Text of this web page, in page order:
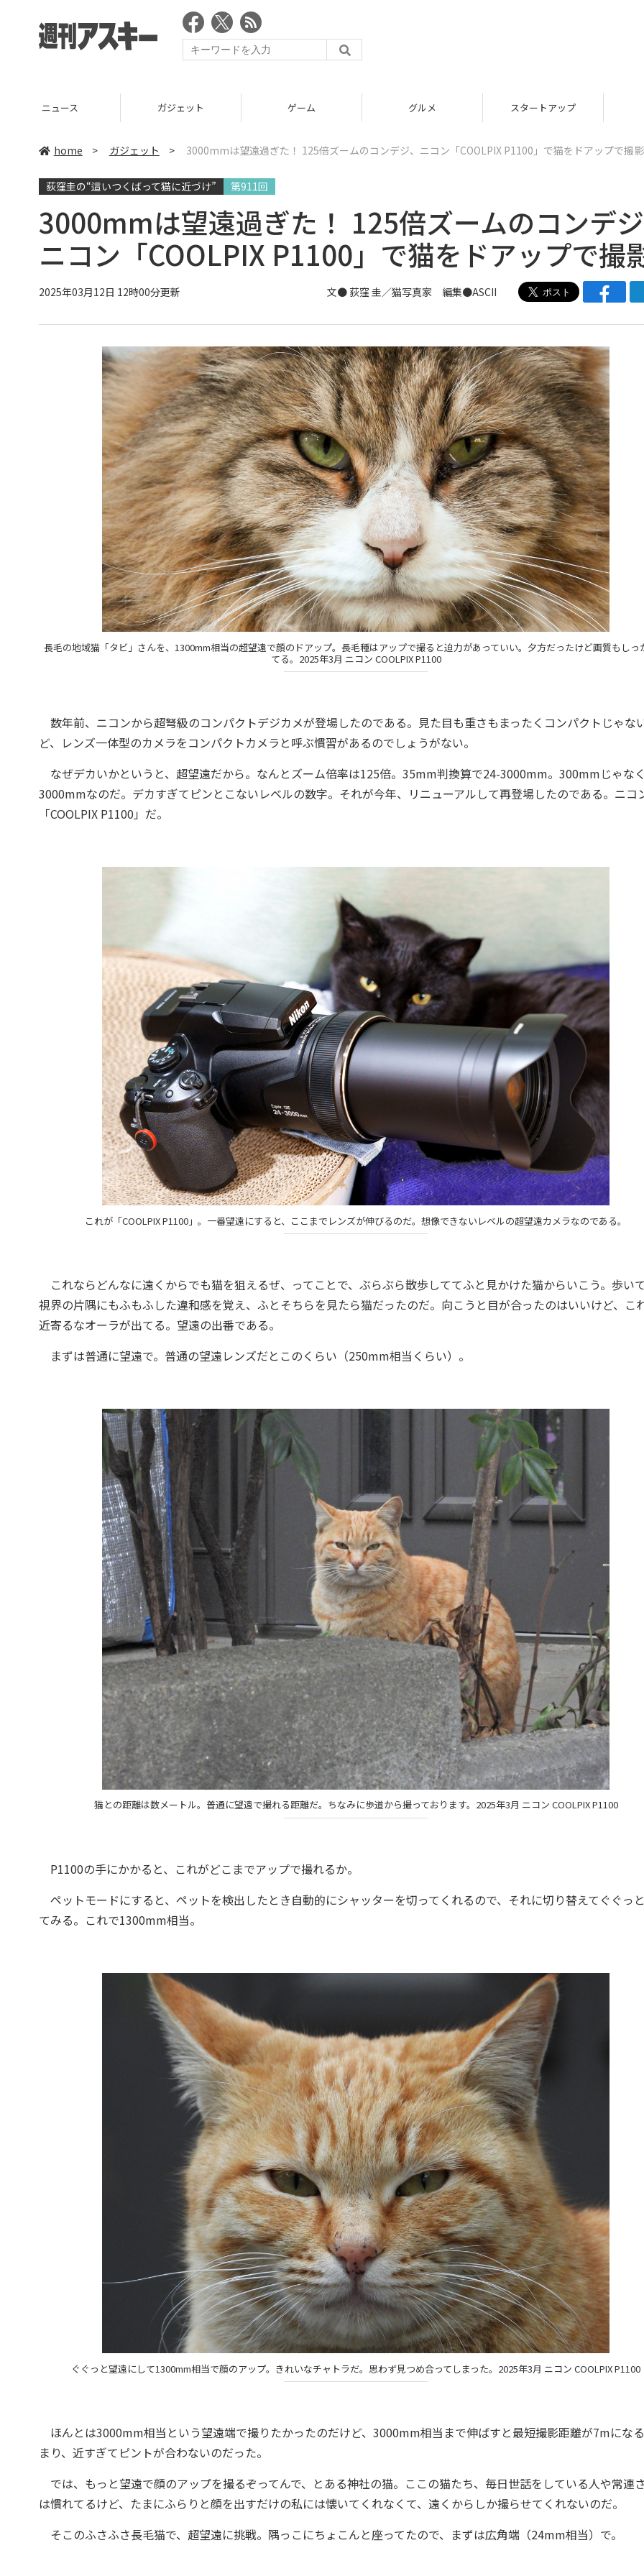
ニュース ガジェット ゲーム グルメ スタートアップ
home > ガジェット > 3000mmは望遠過ぎた！ 125倍ズームのコンデジ、ニコン「COOLPIX P1100」で猫をドアップで撮影
荻窪圭の“這いつくばって猫に近づけ” 第911回
3000mmは望遠過ぎた！ 125倍ズームのコンデ
ニコン「COOLPIX P1100」で猫をドアップで撮
2025年03月12日 12時00分更新 文● 荻窪 圭／猫写真家 編集●ASCII
長毛の地域猫「タビ」さんを、1300mm相当の超望遠で顔のドアップ。長毛種はアップで撮ると迫力があっていい。夕方だったけど画質もしっ
てる。2025年3月 ニコン COOLPIX P1100
数年前、ニコンから超弩級のコンパクトデジカメが登場したのである。見た目も重さもまったくコンパクトじゃな
ど、レンズ一体型のカメラをコンパクトカメラと呼ぶ慣習があるのでしょうがない。
なぜデカいかというと、超望遠だから。なんとズーム倍率は125倍。35mm判換算で24-3000mm。300mmじゃな
3000mmなのだ。デカすぎてピンとこないレベルの数字。それが今年、リニューアルして再登場したのである。ニコ
「COOLPIX P1100」だ。
これが「COOLPIX P1100」。一番望遠にすると、ここまでレンズが伸びるのだ。想像できないレベルの超望遠カメラなのである。
これならどんなに遠くからでも猫を狙えるぜ、ってことで、ぶらぶら散歩しててふと見かけた猫からいこう。歩い
視界の片隅にもふもふした違和感を覚え、ふとそちらを見たら猫だったのだ。向こうと目が合ったのはいいけど、こ
近寄るなオーラが出てる。望遠の出番である。
まずは普通に望遠で。普通の望遠レンズだとこのくらい（250mm相当くらい）。
猫との距離は数メートル。普通に望遠で撮れる距離だ。ちなみに歩道から撮っております。2025年3月 ニコン COOLPIX P1100
P1100の手にかかると、これがどこまでアップで撮れるか。
ペットモードにすると、ペットを検出したとき自動的にシャッターを切ってくれるので、それに切り替えてぐぐっ
てみる。これで1300mm相当。
ぐぐっと望遠にして1300mm相当で顔のアップ。きれいなチャトラだ。思わず見つめ合ってしまった。2025年3月 ニコン COOLPIX P1100
ほんとは3000mm相当という望遠端で撮りたかったのだけど、3000mm相当まで伸ばすと最短撮影距離が7mにな
まり、近すぎてピントが合わないのだった。
では、もっと望遠で顔のアップを撮るぞってんで、とある神社の猫。ここの猫たち、毎日世話をしている人や常連
は慣れてるけど、たまにふらりと顔を出すだけの私には懐いてくれなくて、遠くからしか撮らせてくれないのだ。
そこのふさふさ長毛猫で、超望遠に挑戦。隅っこにちょこんと座ってたので、まずは広角端（24mm相当）で。